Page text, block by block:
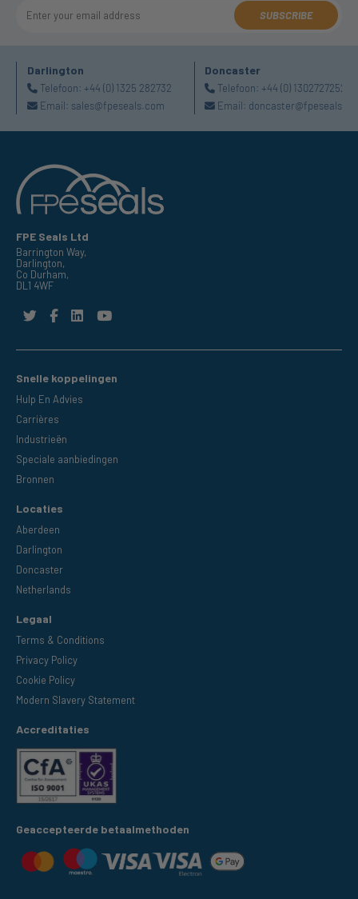
SUBSCRIBE
Darlington
Telefoon: +44 (0) 1325 282732
Email: sales@fpeseals.com
Doncaster
Telefoon: +44 (0) 1302727252
Email:
FPE Seals Ltd
Barrington Way,
Darlington,
Co Durham,
DL1 4WF
Snelle koppelingen
Hulp En Advies
Carrières
Industrieën
Speciale aanbiedingen
Bronnen
Locaties
Aberdeen
Darlington
Doncaster
Netherlands
Legaal
Terms & Conditions
Privacy Policy
Cookie Policy
Modern Slavery Statement
Accreditaties
Geaccepteerde betaalmethoden